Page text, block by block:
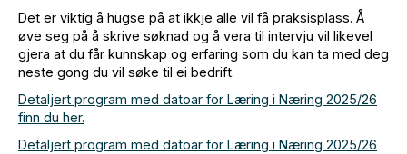
Det er viktig å hugse på at ikkje alle vil få praksisplass. Å
øve seg på å skrive søknad og å vera til intervju vil likevel
gjera at du får kunnskap og erfaring som du kan ta med deg
neste gong du vil søke til ei bedrift.
Detaljert program med datoar for Læring i Næring 2025/26
finn du her.
Detaljert program med datoar for Læring i Næring 2025/26